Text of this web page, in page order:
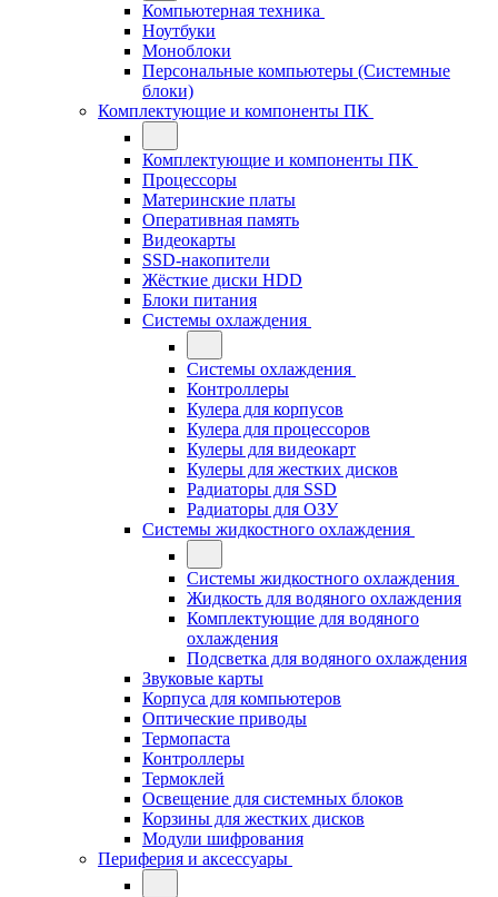
Компьютерная техника
Ноутбуки
Моноблоки
Персональные компьютеры (Системные
блоки)
Комплектующие и компоненты ПК
Комплектующие и компоненты ПК
Процессоры
Материнские платы
Оперативная память
Видеокарты
SSD-накопители
Жёсткие диски HDD
Блоки питания
Системы охлаждения
Системы охлаждения
Контроллеры
Кулера для корпусов
Кулера для процессоров
Кулеры для видеокарт
Кулеры для жестких дисков
Радиаторы для SSD
Радиаторы для ОЗУ
Системы жидкостного охлаждения
Системы жидкостного охлаждения
Жидкость для водяного охлаждения
Комплектующие для водяного
охлаждения
Подсветка для водяного охлаждения
Звуковые карты
Корпуса для компьютеров
Оптические приводы
Термопаста
Контроллеры
Термоклей
Освещение для системных блоков
Корзины для жестких дисков
Модули шифрования
Периферия и аксессуары